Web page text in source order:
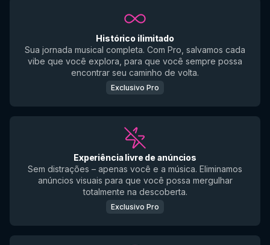
Histórico ilimitado
Sua jornada musical completa. Com Pro, salvamos cada
vibe que você explora, para que você sempre possa
encontrar seu caminho de volta.
Exclusivo Pro
Experiência livre de anúncios
Sem distrações – apenas você e a música. Eliminamos
anúncios visuais para que você possa mergulhar
totalmente na descoberta.
Exclusivo Pro